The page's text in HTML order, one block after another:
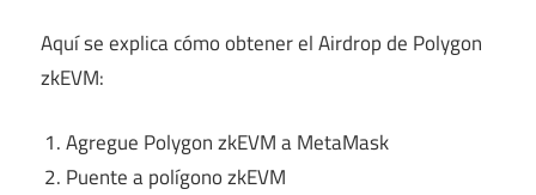
Aquí se explica cómo obtener el Airdrop de Polygon
zkEVM:
Agregue Polygon zkEVM a MetaMask
Puente a polígono zkEVM